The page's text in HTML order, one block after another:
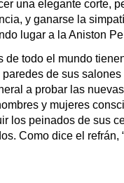
una elegante corte,
y ganarse la
lugar a la Aniston
de todo el mundo
de sus
a probar las
y mujeres
los peinados de sus
Como dice el refrán,